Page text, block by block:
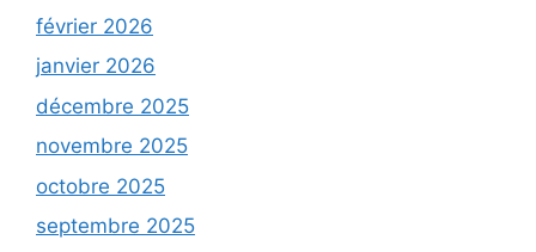
février 2026
janvier 2026
décembre 2025
novembre 2025
octobre 2025
septembre 2025